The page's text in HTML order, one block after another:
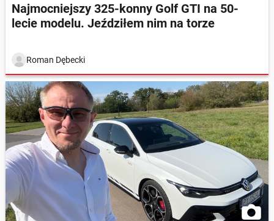
Najmocniejszy 325-konny Golf GTI na 50-
lecie modelu. Jeździłem nim na torze
Roman Dębecki